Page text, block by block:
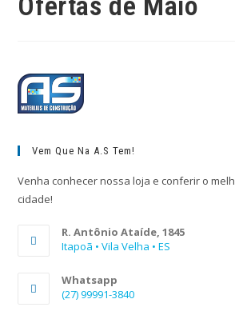
Vem Que Na A.S Tem!
Venha conhecer nossa loja e conferir o
cidade!
R. Antônio Ataíde, 1845
Itapoã • Vila Velha • ES
Whatsapp
(27) 99991-3840